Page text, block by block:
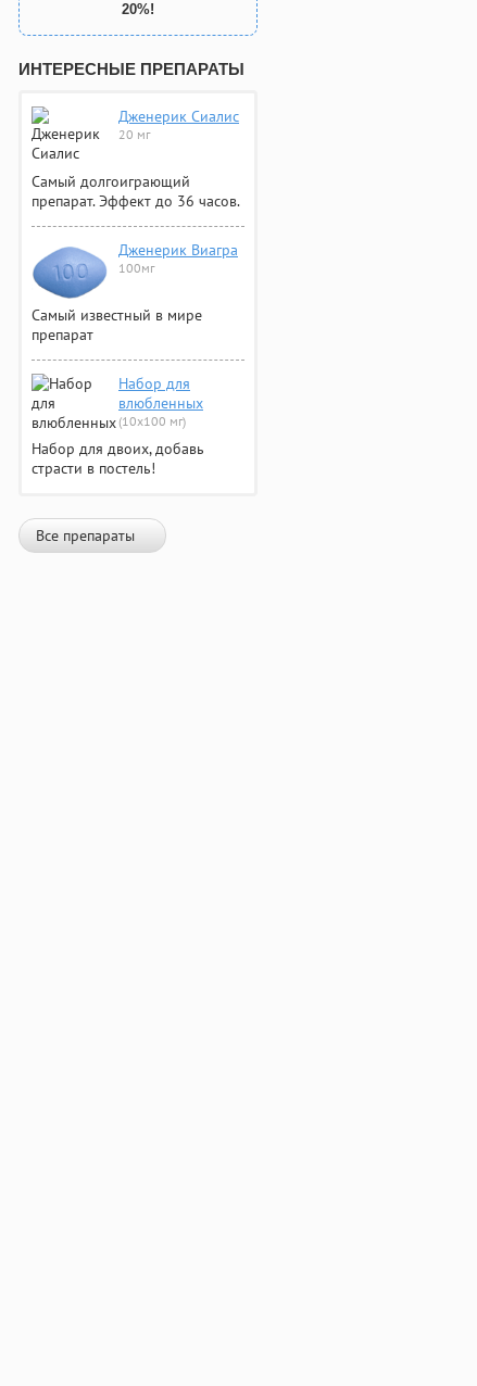
20%!
ИНТЕРЕСНЫЕ ПРЕПАРАТЫ
Дженерик Сиалис
20 мг
Самый долгоиграющий
препарат. Эффект до 36 часов.
Дженерик Виагра
100мг
Самый известный в мире
препарат
Набор для
влюбленных
(10х100 мг)
Набор для двоих, добавь
страсти в постель!
Все препараты